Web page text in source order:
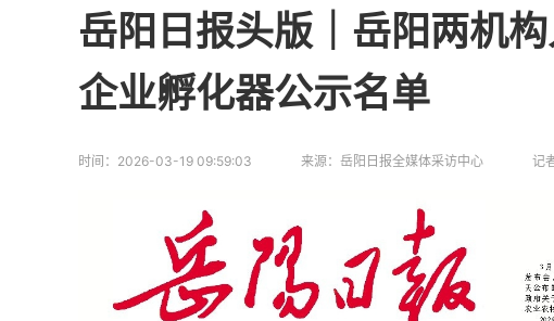
岳阳日报头版｜岳阳两机
企业孵化器公示名单
时间： 2026-03-19 09:59:03 来源： 岳阳日报全媒体采访中心 记